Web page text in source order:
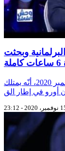
وبحثت
أقرّ النائب مهدي بن غربية، اليوم الأحد 15 نوفمبر 2020، أنّه يمتلك